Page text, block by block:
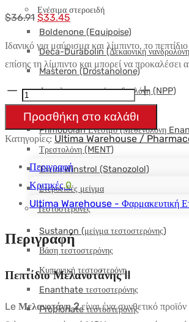
Ενέσιμα στεροειδή
Boldenone (Equipoise)
Deca-Durabolin (Δεκαονική
Masteron (Drostanolone)
Φαινυλοπροπιονική νανδρολόνη (NPP)
Parabolan (Τρεμπολόνες)
Primobolan Ενέσιμο (Μεθενολόνη
Τρεστολόνη (MENT)
Ένεση Winstrol (Stanozolol)
Στεροειδές μείγμα
Τεστοστερόνες
Sustanon (μείγμα τεστοστερόνης)
Βάση τεστοστερόνης
Κυπιονική τεστοστερόνη
Enanthate τεστοστερόνης
Propionate τεστοστερόνης
$36.91 Αρχική
τιμή:
$36.91.
$33.45Η
τρέχουσα
τιμή
είναι:
$33.45.
Ιδανικό για μαύρισμα και λίμπιντο, το
επίσης τη λίμπιντο και μπορεί να προκαλέσει
Ultima-
Melanotan-
II
10mg
-
UltimaPeptides
ποσότητα
Προσθήκη στο καλάθι
Κατηγορίες: Ultima Warehouse /
Περιγραφή
Κριτικές0
Ultima Warehouse - Φαρμακευτική
Περιγραφή
Πεπτίδιο Μελανοτάνης II
Le Μελανοτάνη 2είναι ένα συνθετικό